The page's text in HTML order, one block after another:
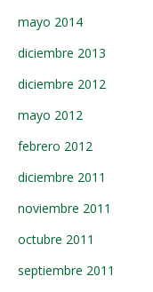
mayo 2014
diciembre 2013
diciembre 2012
mayo 2012
febrero 2012
diciembre 2011
noviembre 2011
octubre 2011
septiembre 2011